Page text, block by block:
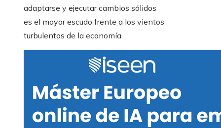
adaptarse y ejecutar cambios sólidos
es el mayor escudo frente a los vientos
turbulentos de la economía.